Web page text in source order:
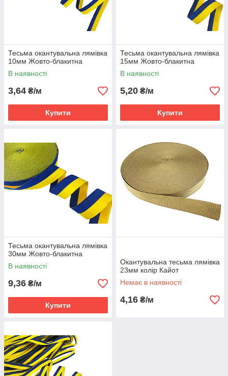
Тесьма окантувальна лямівка
10мм Жовто-блакитна
В наявності
3,64 ₴/м
Купити
Тесьма окантувальна лямівка
15мм Жовто-блакитна
В наявності
5,20 ₴/м
Купити
Тесьма окантувальна лямівка
30мм Жовто-блакитна
В наявності
9,36 ₴/м
Купити
Окантувальна тесьма лямівка
23мм колір Кайот
Немає в наявності
4,16 ₴/м